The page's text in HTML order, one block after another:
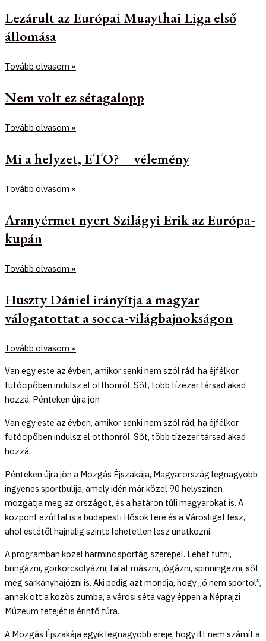
Lezárult az Európai Muaythai Liga első
állomása
Tovább olvasom »
Nem volt ez sétagalopp
Tovább olvasom »
Mi a helyzet, ETO? – vélemény
Tovább olvasom »
Aranyérmet nyert Szilágyi Erik az Európa-
kupán
Tovább olvasom »
Huszty Dániel irányítja a magyar
válogatottat a socca-világbajnokságon
Tovább olvasom »
Van egy este az évben, amikor senki nem szól rád, ha éjfélkor
futócipőben indulsz el otthonról. Sőt, több tízezer társad akad
hozzá. Pénteken újra jön
Van egy este az évben, amikor senki nem szól rád, ha éjfélkor
futócipőben indulsz el otthonról. Sőt, több tízezer társad akad
hozzá.
Pénteken újra jön a Mozgás Éjszakája, Magyarország legnagyobb
ingyenes sportbulija, amely idén már közel 90 helyszínen
mozgatja meg az országot, és a határon túli magyarokat is. A
központ ezúttal is a budapesti Hősök tere és a Városliget lesz,
ahol estétől hajnalig szinte lehetetlen lesz unatkozni.
A programban közel harminc sportág szerepel. Lehet futni,
bringázni, görkorcsolyázni, falat mászni, jógázni, spinningezni, sőt
még sárkányhajózni is. Aki pedig azt mondja, hogy „ő nem sportol”,
annak ott a közös zumba, a városi séta vagy éppen a Néprajzi
Múzeum tetejét is érintő túra.
A Mozgás Éjszakája egyik legnagyobb ereje, hogy itt nem számít a